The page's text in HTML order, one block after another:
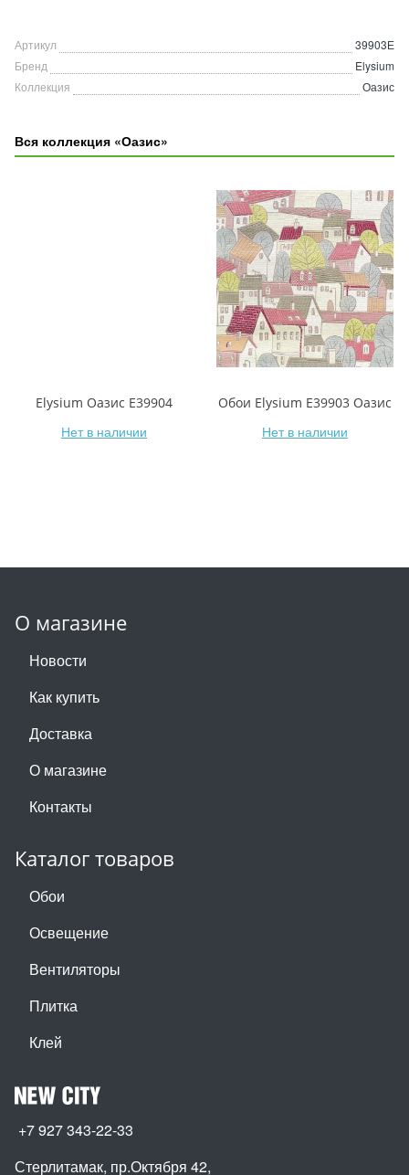
Артикул
39903Е
Бренд
Elysium
Коллекция
Оазис
Вся коллекция «Оазис»
Elysium Оазис E39904
Нет в наличии
Обои Elysium Е39903 Оазис
Нет в наличии
О магазине
Новости
Как купить
Доставка
О магазине
Контакты
Каталог товаров
Обои
Освещение
Вентиляторы
Плитка
Клей
+7 927 343-22-33
Стерлитамак, пр.Октября 42,